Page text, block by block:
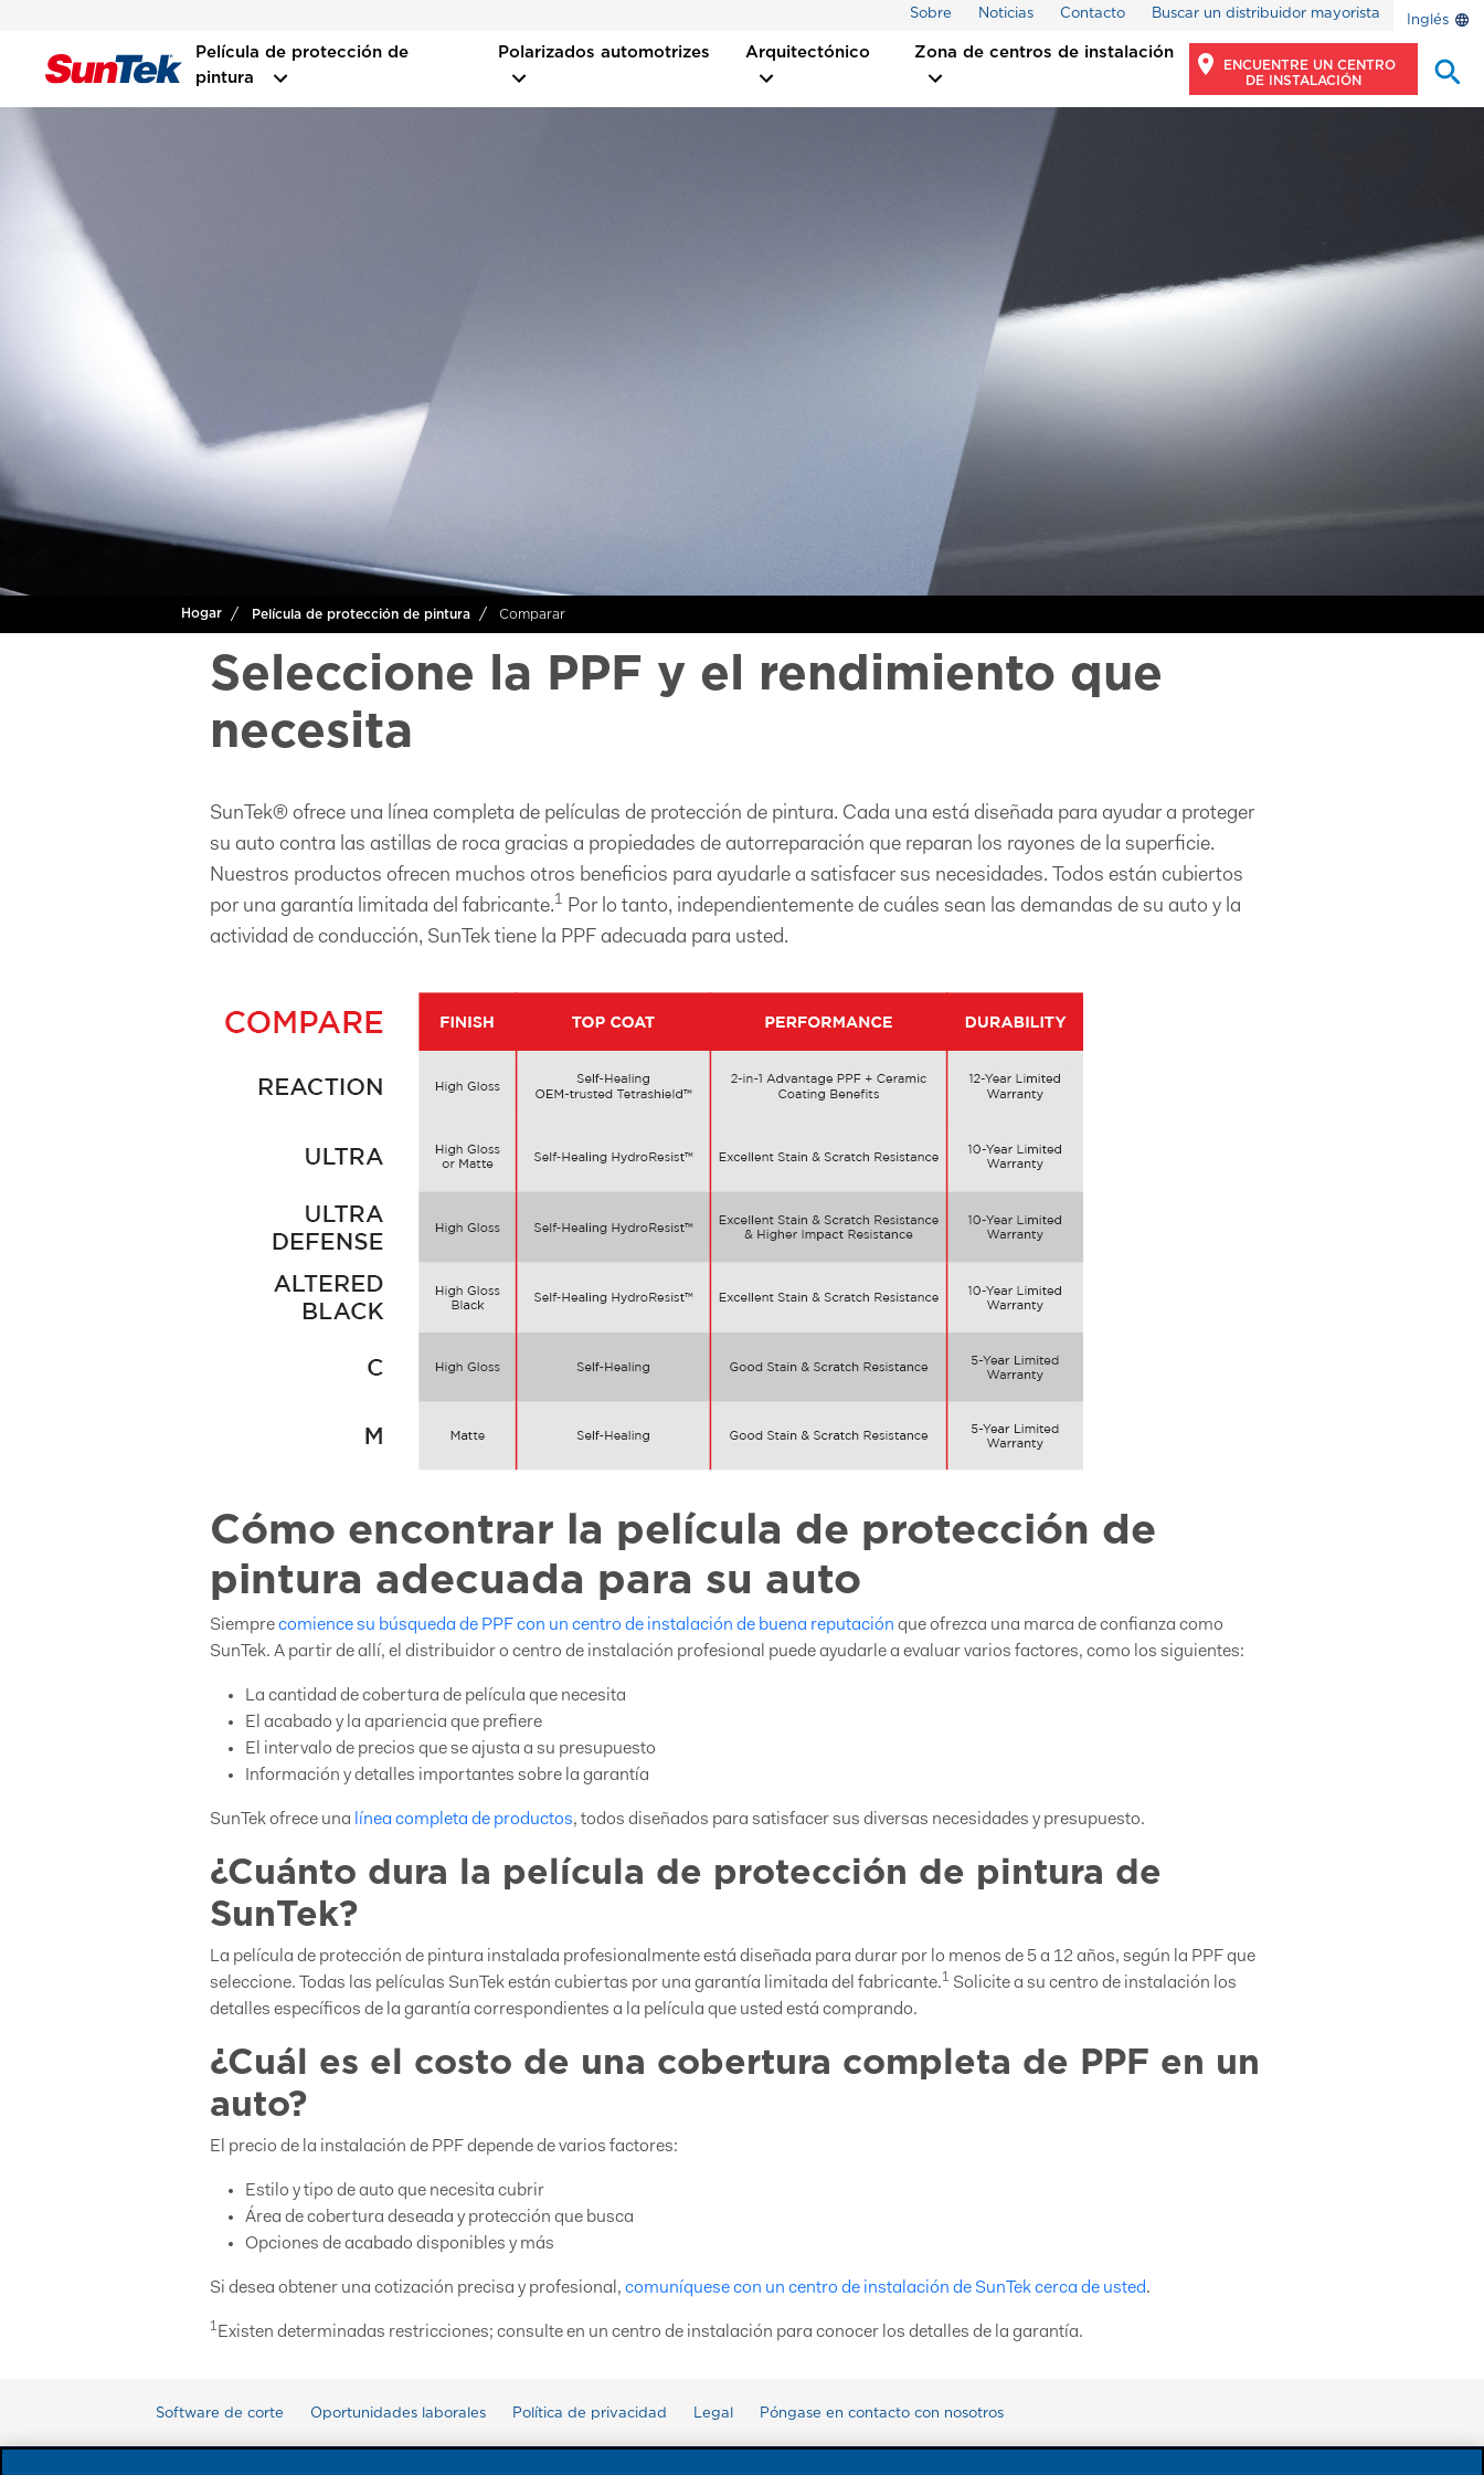
Sobre Noticias Contacto Buscar un distribuidor mayorista
Inglés
Película de protección de
pintura
Polarizados automotrizes Arquitectónico Zona de centros de instalación
ENCUENTRE UN CENTRO
DE INSTALACIÓN
Hogar Película de protección de pintura Comparar
Seleccione la PPF y el rendimiento que
necesita
SunTek® ofrece una línea completa de películas de protección de pintura. Cada una está diseñada para ayudar a proteger
su auto contra las astillas de roca gracias a propiedades de autorreparación que reparan los rayones de la superficie.
Nuestros productos ofrecen muchos otros beneficios para ayudarle a satisfacer sus necesidades. Todos están cubiertos
por una garantía limitada del fabricante.1 Por lo tanto, independientemente de cuáles sean las demandas de su auto y la
actividad de conducción, SunTek tiene la PPF adecuada para usted.
Cómo encontrar la película de protección de
pintura adecuada para su auto
Siemprecomience su búsqueda de PPF con un centro de instalación de buena reputación que ofrezca una marca de confianza como
SunTek. A partir de allí, el distribuidor o centro de instalación profesional puede ayudarle a evaluar varios factores, como los siguientes:
La cantidad de cobertura de película que necesita
El acabado y la apariencia que prefiere
El intervalo de precios que se ajusta a su presupuesto
Información y detalles importantes sobre la garantía
SunTek ofrece una línea completa de productos, todos diseñados para satisfacer sus diversas necesidades y presupuesto.
¿Cuánto dura la película de protección de pintura de
SunTek?
La película de protección de pintura instalada profesionalmente está diseñada para durar por lo menos de 5 a 12 años, según la PPF que
seleccione. Todas las películas SunTek están cubiertas por una garantía limitada del fabricante.1 Solicite a su centro de instalación los
detalles específicos de la garantía correspondientes a la película que usted está comprando.
¿Cuál es el costo de una cobertura completa de PPF en un
auto?
El precio de la instalación de PPF depende de varios factores:
Estilo y tipo de auto que necesita cubrir
Área de cobertura deseada y protección que busca
Opciones de acabado disponibles y más
Si desea obtener una cotización precisa y profesional, comuníquese con un centro de instalación de SunTek cerca de usted.
1 Existen determinadas restricciones; consulte en un centro de instalación para conocer los detalles de la garantía.
Software de corte Oportunidades laborales Política de privacidad Legal Póngase en contacto con nosotros